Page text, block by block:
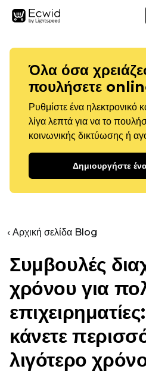
Όλα όσα
πουλήσετε
Ρυθμίστε ένα ηλεκτρονικό
λίγα λεπτά για να το
κοινωνικής δικτύωσης ή
Δημιουργήστε
‹ Αρχική σελίδα Blog
Συμβουλές
χρόνου για
κάνετε
λιγότερο